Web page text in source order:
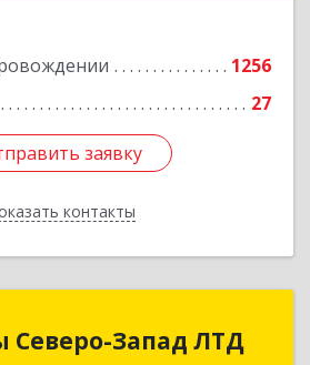
1256
27
заявку
контакты
заявку
Назад
Северо-Запад ЛТД